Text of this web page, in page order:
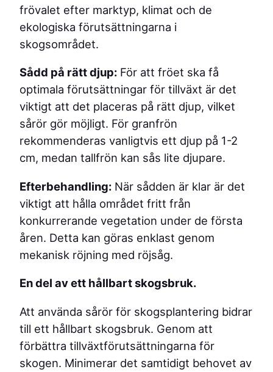
frövalet efter marktyp, klimat och de
ekologiska förutsättningarna i
skogsområdet.
Sådd på rätt djup: För att fröet ska få
optimala förutsättningar för tillväxt är det
viktigt att det placeras på rätt djup, vilket
sårör gör möjligt. För granfrön
rekommenderas vanligtvis ett djup på 1-2
cm, medan tallfrön kan sås lite djupare.
Efterbehandling: När sådden är klar är det
viktigt att hålla området fritt från
konkurrerande vegetation under de första
åren. Detta kan göras enklast genom
mekanisk röjning med röjsåg.
En del av ett hållbart skogsbruk.
Att använda sårör för skogsplantering bidrar
till ett hållbart skogsbruk. Genom att
förbättra tillväxtförutsättningarna för
skogen. Minimerar det samtidigt behovet av